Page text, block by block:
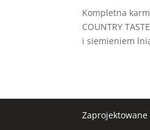
Kompletna
COUNTRY
i siemieniem
Zaprojektowane